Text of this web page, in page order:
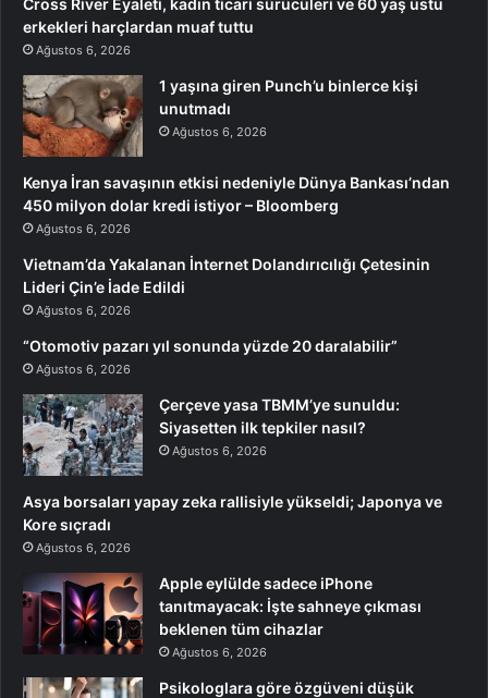
erkekleri harçlardan muaf tuttu
Ağustos 6, 2026
1 yaşına giren Punch’u binlerce kişi
unutmadı
Ağustos 6, 2026
Kenya İran savaşının etkisi nedeniyle Dünya Bankası’ndan
450 milyon dolar kredi istiyor – Bloomberg
Ağustos 6, 2026
Vietnam’da Yakalanan İnternet Dolandırıcılığı Çetesinin
Lideri Çin’e İade Edildi
Ağustos 6, 2026
“Otomotiv pazarı yıl sonunda yüzde 20 daralabilir”
Ağustos 6, 2026
Çerçeve yasa TBMM’ye sunuldu:
Siyasetten ilk tepkiler nasıl?
Ağustos 6, 2026
Asya borsaları yapay zeka rallisiyle yükseldi; Japonya ve
Kore sıçradı
Ağustos 6, 2026
Apple eylülde sadece iPhone
tanıtmayacak: İşte sahneye çıkması
beklenen tüm cihazlar
Ağustos 6, 2026
Psikologlara göre özgüveni düşük